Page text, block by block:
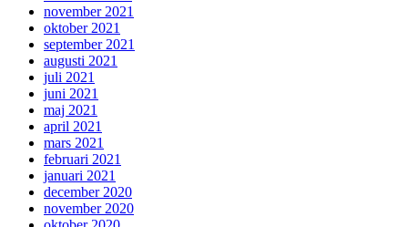
november 2021
oktober 2021
september 2021
augusti 2021
juli 2021
juni 2021
maj 2021
april 2021
mars 2021
februari 2021
januari 2021
december 2020
november 2020